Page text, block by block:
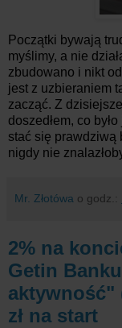
Początki bywają
myślimy, a nie
zbudowano i nikt
jest z uzbieraniem
zacząć. Z
doszedłem, co
stać się prawdziwą
nigdy nie
Mr. Złotówa o godz.:
2% na
Getin
aktywność"
zł na start